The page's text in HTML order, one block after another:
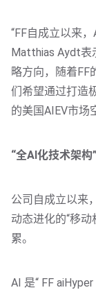
“FF自成立以来
Matthias Aydt表
略方向，随着FF
们希望通过打造
的美国AIEV市场
“全AI化技术架
公司自成立以来
动态进化的“移
累。
AI 是“ FF